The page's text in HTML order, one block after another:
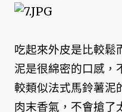
吃起來外皮是比較鬆
泥是很綿密的口感，
較類似法式馬鈴薯泥
肉末香氣，不會搶了